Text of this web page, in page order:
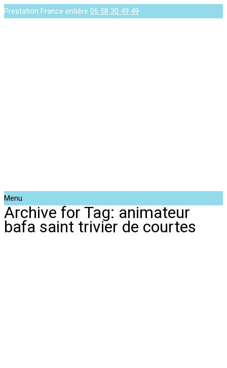
Prestation France entière 06 58 30 49 49
Menu
Archive for Tag: animateur
bafa saint trivier de courtes